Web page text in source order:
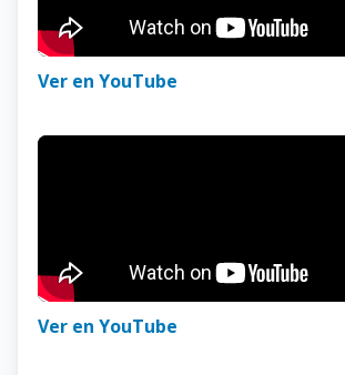
Ver en YouTube
Ver en YouTube